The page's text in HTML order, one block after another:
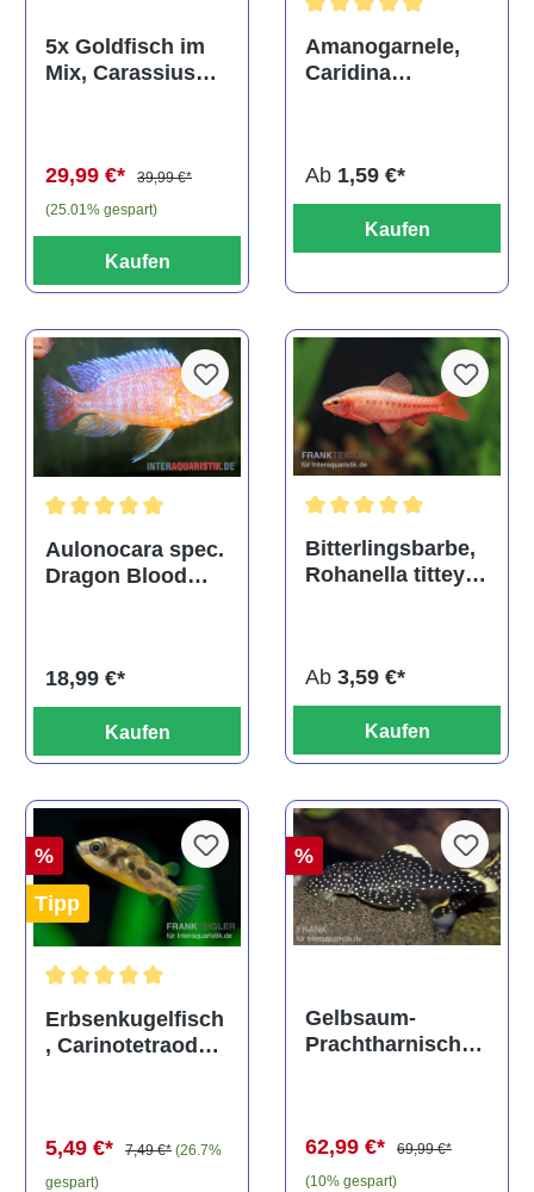
5x Goldfisch im
Mix, Carassius
29,99 €*
39,99 €*
(25.01% gespart)
Kaufen
Amanogarnele,
Caridina
Ab 1,59 €*
Kaufen
Durchschnittliche Bewertung von 5 von 5 Sternen
Aulonocara spec.
Dragon Blood
18,99 €*
Kaufen
Bitterlingsbarbe,
Rohanella titteya,
Ab 3,59 €*
Kaufen
%
Tipp
Durchschnittliche Bewertung von 5 von 5 Sternen
Erbsenkugelfisch
, Carinotetraodon
5,49 €* 7,49 €* (26.7%
gespart)
%
Gelbsaum-
Prachtharnischw
62,99 €*
69,99 €*
(10% gespart)